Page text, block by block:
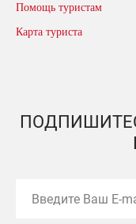
Помощь туристам
Карта туриста